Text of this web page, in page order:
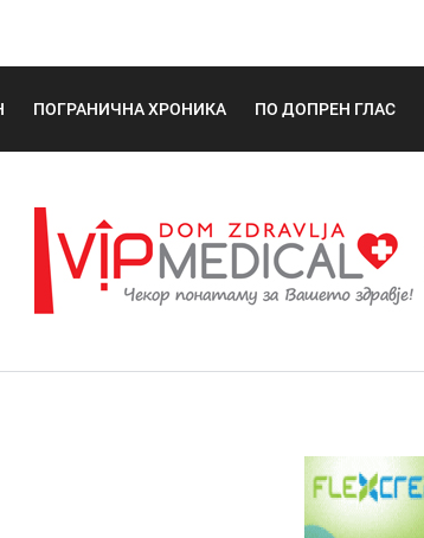
ПОГРАНИЧНА ХРОНИКА ПО ДОПРЕН ГЛАС